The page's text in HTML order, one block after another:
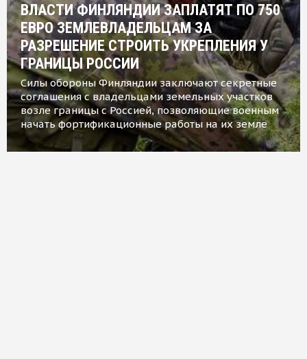
ВЛАСТИ ФИНЛЯНДИИ ЗАПЛАТЯТ ПО 750
ЕВРО ЗЕМЛЕВЛАДЕЛЬЦАМ ЗА
РАЗРЕШЕНИЕ СТРОИТЬ УКРЕПЛЕНИЯ У
ГРАНИЦЫ РОССИИ
Силы обороны Финляндии заключают секретные
соглашения с владельцами земельных участков
возле границы с Россией, позволяющие военным
начать фортификационные работы на их земле